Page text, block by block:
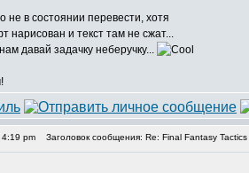
не в состоянии перевести, хотя
нарисован и текст там не сжат...
давай задачку неберучку...
pm Заголовок сообщения: Re: Final Fantasy Tactics